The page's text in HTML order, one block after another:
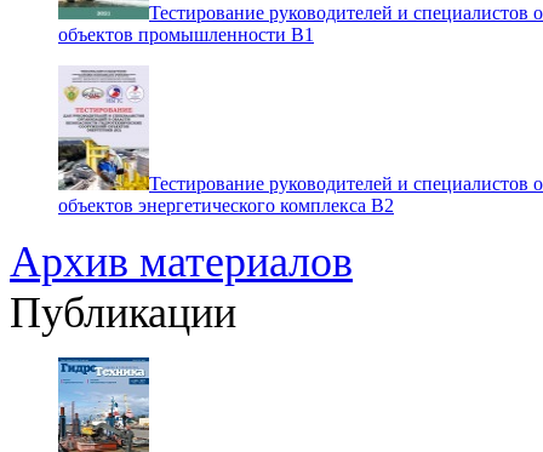
Тестирование руководителей и специалистов
объектов промышленности В1
Тестирование руководителей и специалистов
объектов энергетического комплекса В2
Архив материалов
Публикации